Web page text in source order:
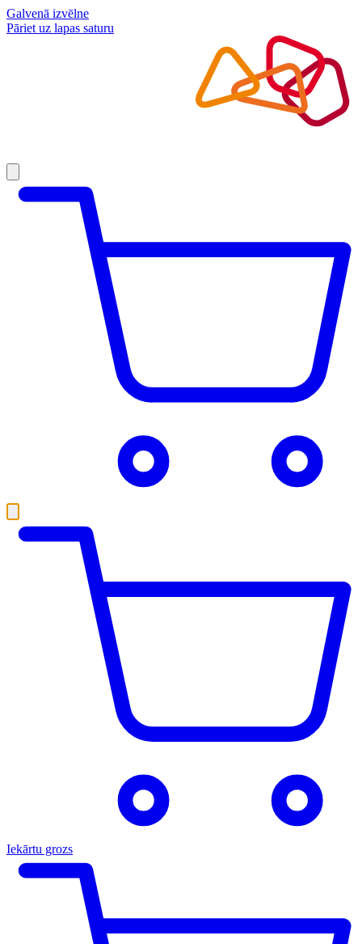
Galvenā izvēlne
Pāriet uz lapas saturu
Iekārtu grozs